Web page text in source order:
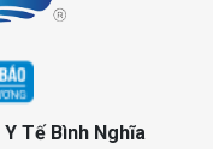
Tế Bình Nghĩa